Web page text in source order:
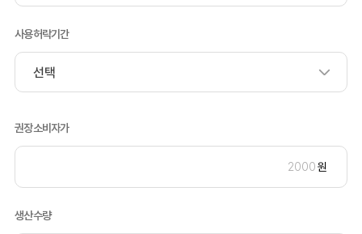
사용허락기간
권장소비자가
원
생산수량